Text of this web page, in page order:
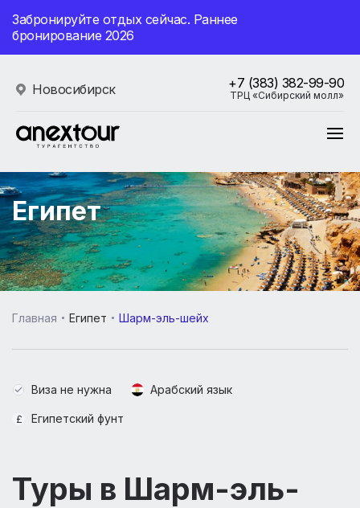
Забронируйте отдых сейчас. Раннее
бронирование 2026
Новосибирск +7 (383) 382-99-90
ТРЦ «Сибирский молл»
Египет
Главная Египет Шарм-эль-шейх
Виза не нужна Арабский язык
Египетский фунт
Туры в Шарм-эль-